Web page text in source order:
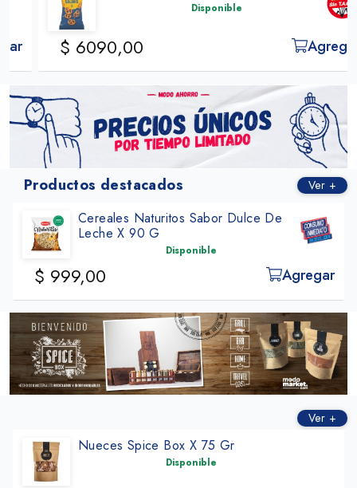
Disponible
$ 6090,00 Agregar
Productos destacados Ver +
Cereales Naturitos Sabor Dulce De
Leche X 90 G
Disponible
$ 999,00 Agregar
Ver +
Nueces Spice Box X 75 Gr
Disponible